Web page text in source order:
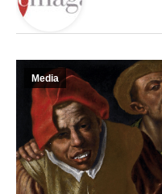
Media